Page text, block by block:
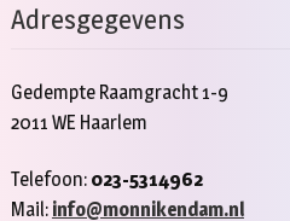
Adresgegevens
Gedempte Raamgracht 1-9
2011 WE Haarlem
Telefoon: 023-5314962
Mail: info@monnikendam.nl